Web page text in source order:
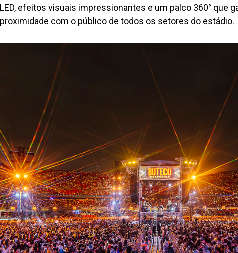
LED, efeitos visuais impressionantes e um palco 360° que
proximidade com o público de todos os setores do estádio.